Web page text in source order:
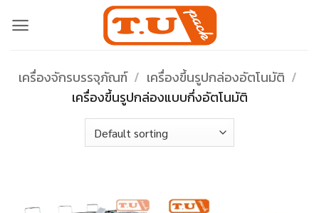
เครื่องจักรบรรจุภัณฑ์ / เครื่องขึ้นรูปกล่องอัตโนมัติ /
เครื่องขึ้นรูปกล่องแบบกึ่งอัตโนมัติ